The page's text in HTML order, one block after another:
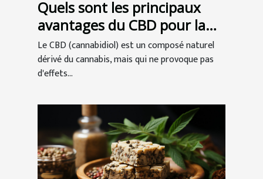
Quels sont les principaux
avantages du CBD pour la
santé ?
Le CBD (cannabidiol) est un composé naturel
dérivé du cannabis, mais qui ne provoque pas
d'effets...